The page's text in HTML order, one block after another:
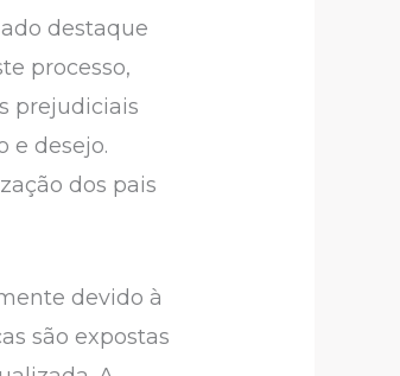
destaque
processo,
prejudiciais
e desejo.
dos pais
devido à
são expostas